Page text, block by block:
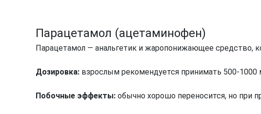
Парацетамол (ацетаминофен)
Парацетамол — анальгетик и жаропонижающее средство,
Дозировка: взрослым рекомендуется принимать 500-1000
Побочные эффекты: обычно хорошо переносится, но при